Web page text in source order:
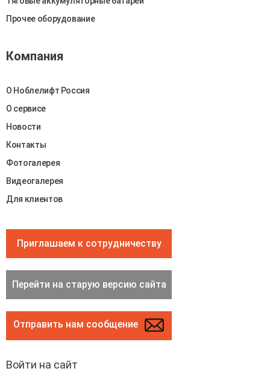
Прочее оборудование
Компания
О Ноблелифт Россия
О сервисе
Новости
Контакты
Фотогалерея
Видеогалерея
Для клиентов
Приглашаем к сотрудничеству
Перейти на старую версию сайта
Отправить нам сообщение
Войти на сайт